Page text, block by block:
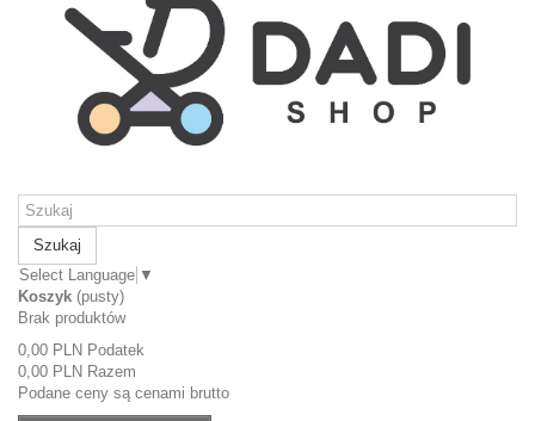
Szukaj
Select Language ▼
Koszyk (pusty)
Brak produktów
0,00 PLN Podatek
0,00 PLN Razem
Podane ceny są cenami brutto